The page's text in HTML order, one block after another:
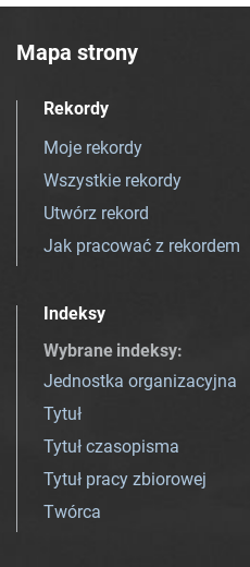
Mapa strony
Rekordy
Moje rekordy
Wszystkie rekordy
Utwórz rekord
Jak pracować z rekordem
Indeksy
Wybrane indeksy:
Jednostka organizacyjna
Tytuł
Tytuł czasopisma
Tytuł pracy zbiorowej
Twórca